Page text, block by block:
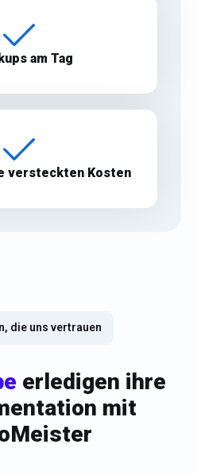
am Tag
versteckten Kosten
die uns vertrauen
erledigen ihre
mit